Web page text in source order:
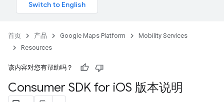
首页 产品 Google Maps Platform
Mobility Services
Resources
该内容对您有帮助吗？
Consumer SDK for iOS 版本说明